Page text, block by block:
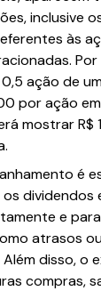
inclusive
às
Por
ação de
por ação
mostrar R$
é
dividendos
e
atrasos
disso, o
compras,